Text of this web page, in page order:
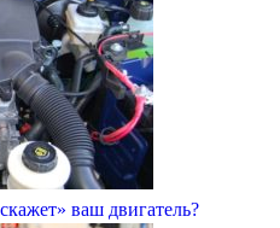
ваш двигатель?